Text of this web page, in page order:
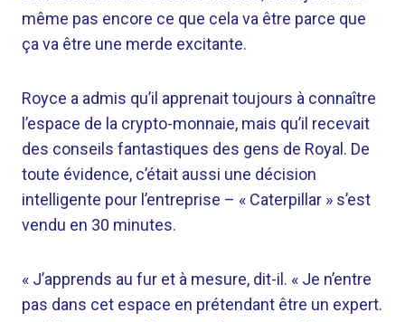
même pas encore ce que cela va être parce que
ça va être une merde excitante.
Royce a admis qu’il apprenait toujours à connaître
l’espace de la crypto-monnaie, mais qu’il recevait
des conseils fantastiques des gens de Royal. De
toute évidence, c’était aussi une décision
intelligente pour l’entreprise – « Caterpillar » s’est
vendu en 30 minutes.
« J’apprends au fur et à mesure, dit-il. « Je n’entre
pas dans cet espace en prétendant être un expert.